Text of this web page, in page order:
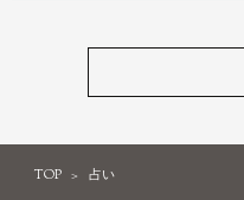
TOP 占い